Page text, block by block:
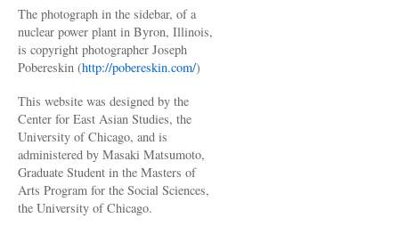
The photograph in the sidebar, of a
nuclear power plant in Byron, Illinois,
is copyright photographer Joseph
Pobereskin (http://pobereskin.com/)
This website was designed by the
Center for East Asian Studies, the
University of Chicago, and is
administered by Masaki Matsumoto,
Graduate Student in the Masters of
Arts Program for the Social Sciences,
the University of Chicago.